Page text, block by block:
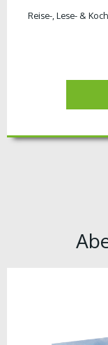
Reise-, Lese- &